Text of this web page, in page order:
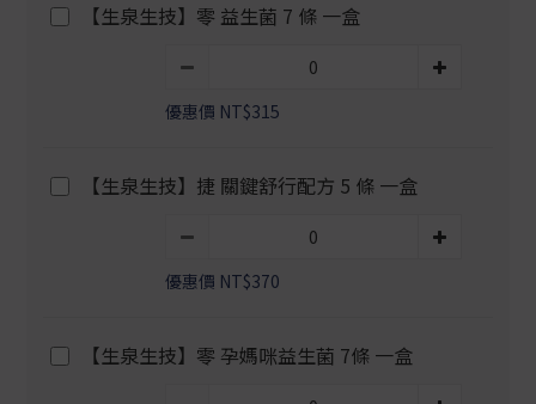
【生泉生技】零 益生菌 7 條 一盒
優惠價 NT$315
【生泉生技】捷 關鍵舒行配方 5 條 一盒
優惠價 NT$370
【生泉生技】零 孕媽咪益生菌 7條 一盒